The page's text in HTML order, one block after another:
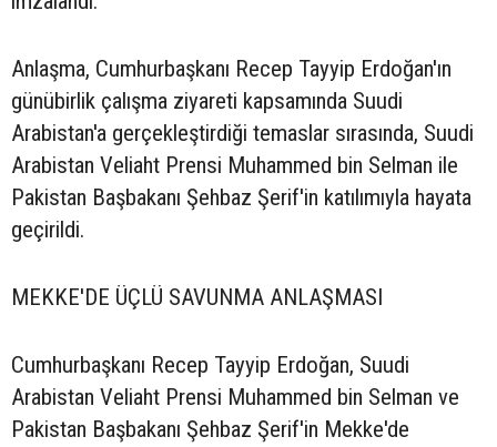
Anlaşma, Cumhurbaşkanı Recep Tayyip Erdoğan'ın
günübirlik çalışma ziyareti kapsamında Suudi
Arabistan'a gerçekleştirdiği temaslar sırasında, Suudi
Arabistan Veliaht Prensi Muhammed bin Selman ile
Pakistan Başbakanı Şehbaz Şerif'in katılımıyla hayata
geçirildi.
MEKKE'DE ÜÇLÜ SAVUNMA ANLAŞMASI
Cumhurbaşkanı Recep Tayyip Erdoğan, Suudi
Arabistan Veliaht Prensi Muhammed bin Selman ve
Pakistan Başbakanı Şehbaz Şerif'in Mekke'de